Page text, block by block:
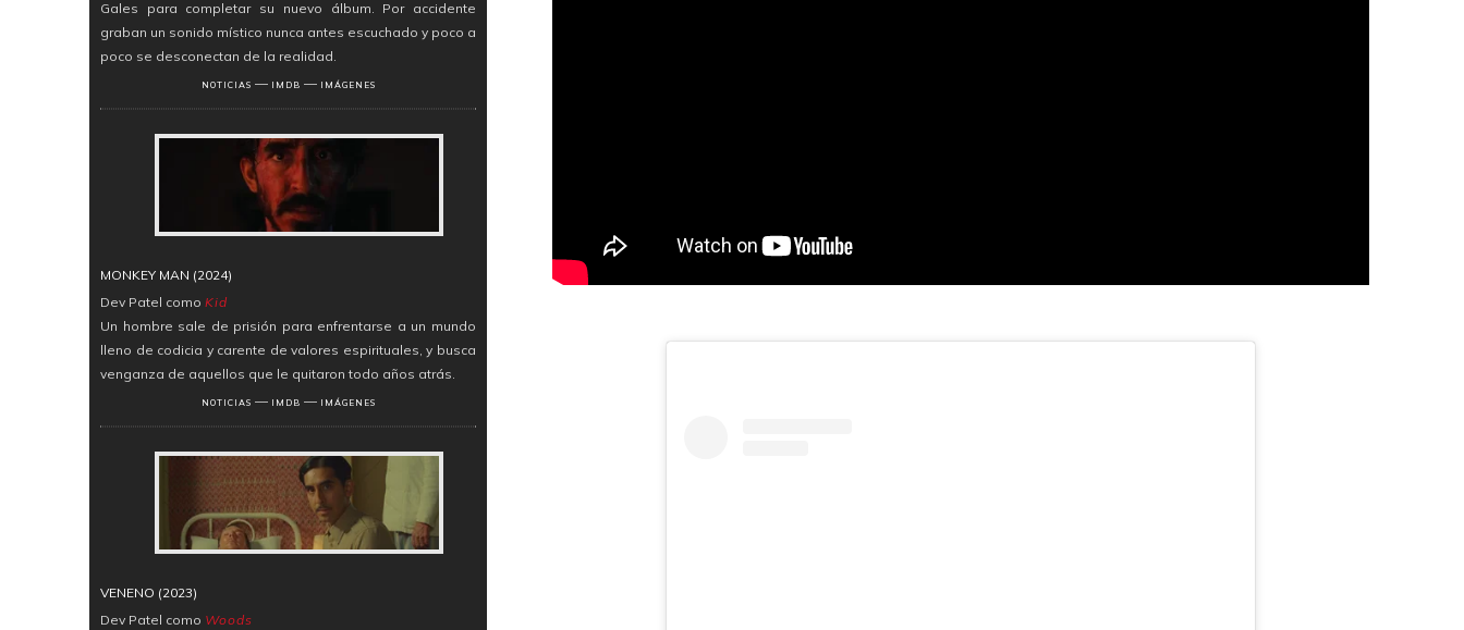
Gales para completar su nuevo álbum. Por accidente
graban un sonido místico nunca antes escuchado y poco a
poco se desconectan de la realidad.
NOTICIAS ― IMDB ― IMÁGENES
MONKEY MAN (2024)
Dev Patel como Kid
Un hombre sale de prisión para enfrentarse a un mundo
lleno de codicia y carente de valores espirituales, y busca
venganza de aquellos que le quitaron todo años atrás.
NOTICIAS ― IMDB ― IMÁGENES
VENENO (2023)
Dev Patel como Woods